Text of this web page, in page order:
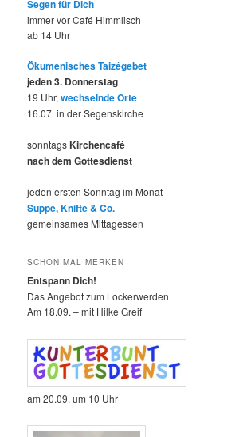
Segen für Dich
immer vor Café Himmlisch
ab 14 Uhr
Ökumenisches Taizégebet
jeden 3. Donnerstag
19 Uhr,wechselnde Orte
16.07. in der Segenskirche
sonntagsKirchencafé
nach dem Gottesdienst
jeden ersten Sonntag im Monat
Suppe, Knifte & Co.
gemeinsames Mittagessen
SCHON MAL MERKEN
Entspann Dich!
Das Angebot zum Lockerwerden.
Am 18.09. – mit Hilke Greif
am 20.09. um 10 Uhr